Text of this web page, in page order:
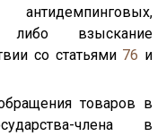
либо взыскание
со статьями 76 и
товаров в
члена в